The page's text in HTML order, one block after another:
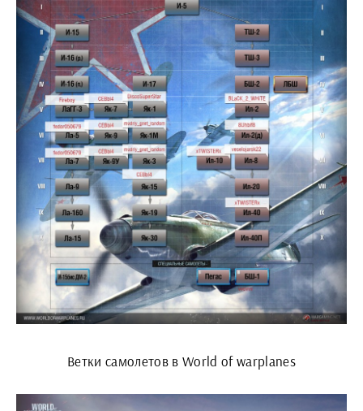
Ветки самолетов в World of warplanes